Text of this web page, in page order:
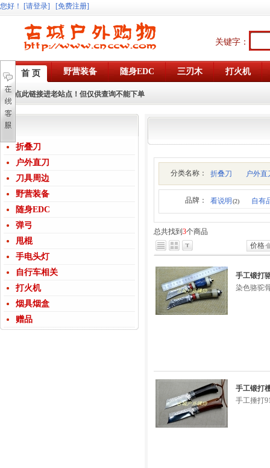
您好 ！ [请登录] [免费注册]
关键字：
首 页 野营装备 随身EDC 三刃木 打火机
点此链接进老站点！但仅供查询不能下单
折叠刀
户外直刀
刀具周边
野营装备
随身EDC
弹弓
甩棍
手电头灯
自行车相关
打火机
烟具烟盒
赠品
分类名称： 折叠刀 户外直
品牌： 看说明 (2) 自有
总共找到 3个商品
价格
手工锻打
染色骆驼
手工锻打
手工捶打